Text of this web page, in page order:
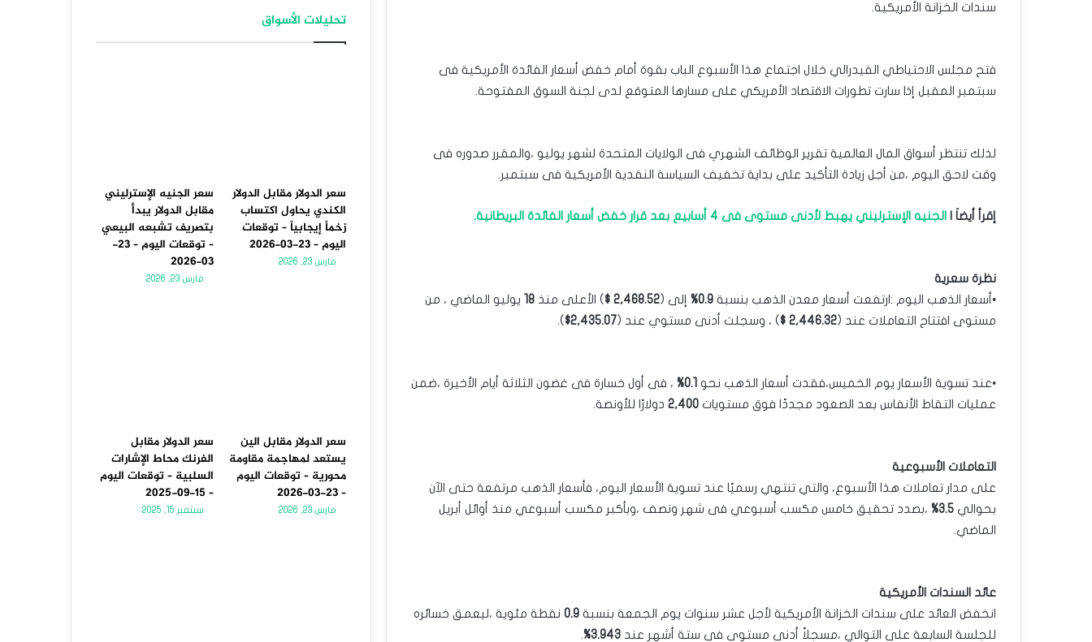
سندات الخزانة الأمريكية.‏
فتح مجلس الاحتياطي الفيدرالي خلال اجتماع هذا الأسبوع الباب بقوة أمام خفض ‏أسعار الفائدة الأمريكية فى
سبتمبر المقبل إذا سارت تطورات الاقتصاد الأمريكي ‏على مسارها المتوقع لدى لجنة السوق المفتوحة.‏
لذلك تنتظر أسواق المال العالمية تقرير الوظائف الشهري فى الولايات المتحدة لشهر ‏يوليو ،والمقرر صدوره فى
وقت لاحق اليوم ،من أجل زيادة التأكيد على بداية تخفيف ‏السياسة النقدية الأمريكية فى سبتمبر.‏
إقرأ أيضاَ | الجنيه الإسترليني يهبط لأدنى مستوى فى 4 أسابيع بعد قرار خفض ‏أسعار الفائدة البريطانية.
نظرة سعرية
•أسعار الذهب اليوم :ارتفعت أسعار معدن الذهب بنسبة 0.9% إلى ‏‏(2,468.52 $ ) الأعلى منذ 18 يوليو الماضي ، من
مستوى افتتاح التعاملات عند ‏‏(2,446.32 $ ) ، وسجلت أدنى مستوي عند (2,435.07$
). ‏
•عند تسوية الأسعار يوم الخميس،فقدت أسعار الذهب نحو 0.1%
، فى أول ‏خسارة فى غضون الثلاثة أيام الأخيرة ،ضمن
عمليات التقاط الأنفاس بعد ‏الصعود مجددًا فوق مستويات 2,400 دولارًا للأونصة.‏
التعاملات الأسبوعية
على مدار تعاملات هذا الأسبوع، والتي تنتهي رسميًا عند تسوية الأسعار اليوم، ‏فأسعار الذهب مرتفعة حتى الآن
بحوالي 3.5%
،بصدد تحقيق خامس مكسب أسبوعي ‏فى شهر ونصف ،وبأكبر مكسب أسبوعي منذ أوائل أبريل
الماضي.‏
عائد السندات الأمريكية
انخفض العائد على سندات الخزانة الأمريكية لأجل عشر سنوات يوم الجمعة بنسبة ‏‏ 0.9 نقطة مئوية ،ليعمق خسائره
للجلسة السابعة على التوالي ،مسجلاً أدنى مستوى ‏فى ستة أشهر عند 3.943%
.‏
تحليلات الأسواق
سعر الدولار مقابل الدولار
الكندي يحاول اكتساب
زخماً إيجابياً – توقعات
اليوم – 23-03-2026
مارس 23, 2026
سعر الجنيه الإسترليني
مقابل الدولار يبدأ
بتصريف تشبعه البيعي
– توقعات اليوم – 23-
03-2026
مارس 23, 2026
سعر الدولار مقابل الين
يستعد لمهاجمة مقاومة
محورية – توقعات اليوم
– 23-03-2026
مارس 23, 2026
سعر الدولار مقابل
الفرنك محاط الإشارات
السلبية – توقعات اليوم
– 15-09-2025
سبتمبر 15, 2025